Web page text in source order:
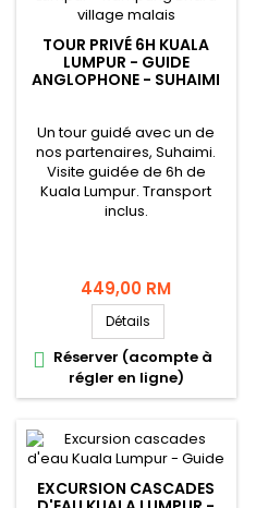
TOUR PRIVÉ 6H KUALA
LUMPUR - GUIDE
ANGLOPHONE - SUHAIMI
Un tour guidé avec un de
nos partenaires, Suhaimi.
Visite guidée de 6h de
Kuala Lumpur. Transport
inclus.
449,00 RM
Détails
 Réserver (acompte à
régler en ligne)
EXCURSION CASCADES